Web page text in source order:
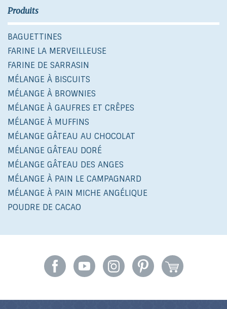
Produits
BAGUETTINES
FARINE LA MERVEILLEUSE
FARINE DE SARRASIN
MÉLANGE À BISCUITS
MÉLANGE À BROWNIES
MÉLANGE À GAUFRES ET CRÊPES
MÉLANGE À MUFFINS
MÉLANGE GÂTEAU AU CHOCOLAT
MÉLANGE GÂTEAU DORÉ
MÉLANGE GÂTEAU DES ANGES
MÉLANGE À PAIN LE CAMPAGNARD
MÉLANGE À PAIN MICHE ANGÉLIQUE
POUDRE DE CACAO